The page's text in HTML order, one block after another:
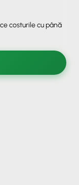
costurile cu până